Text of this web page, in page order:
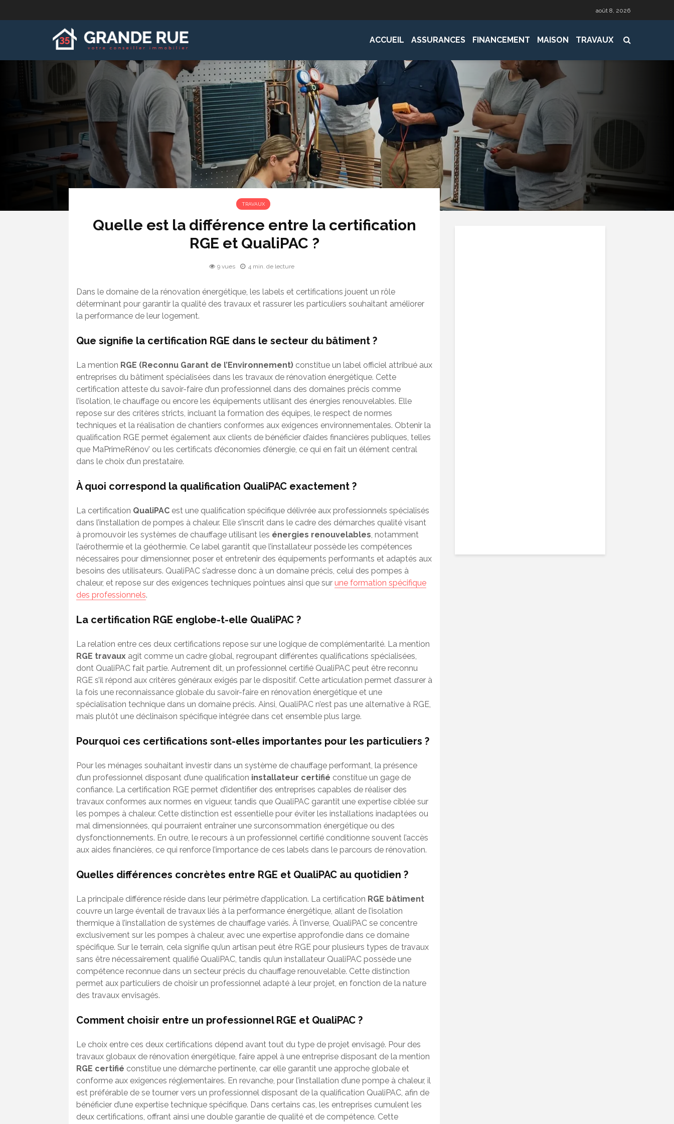
août 8, 2026
ACCUEIL ASSURANCES FINANCEMENT MAISON TRAVAUX
TRAVAUX
Quelle est la différence entre la certification
RGE et QualiPAC ?
9 vues 4 min. de lecture
Dans le domaine de la rénovation énergétique, les labels et certifications jouent un rôle
déterminant pour garantir la qualité des travaux et rassurer les particuliers souhaitant améliorer
la performance de leur logement.
Que signifie la certification RGE dans le secteur du bâtiment ?
La mention RGE (Reconnu Garant de l’Environnement) constitue un label officiel attribué aux
entreprises du bâtiment spécialisées dans les travaux de rénovation énergétique. Cette
certification atteste du savoir-faire d’un professionnel dans des domaines précis comme
l’isolation, le chauffage ou encore les équipements utilisant des énergies renouvelables. Elle
repose sur des critères stricts, incluant la formation des équipes, le respect de normes
techniques et la réalisation de chantiers conformes aux exigences environnementales. Obtenir la
qualification RGE permet également aux clients de bénéficier d’aides financières publiques, telles
que MaPrimeRénov’ ou les certificats d’économies d’énergie, ce qui en fait un élément central
dans le choix d’un prestataire.
À quoi correspond la qualification QualiPAC exactement ?
La certification QualiPAC est une qualification spécifique délivrée aux professionnels spécialisés
dans l’installation de pompes à chaleur. Elle s’inscrit dans le cadre des démarches qualité visant
à promouvoir les systèmes de chauffage utilisant les énergies renouvelables, notamment
l’aérothermie et la géothermie. Ce label garantit que l’installateur possède les compétences
nécessaires pour dimensionner, poser et entretenir des équipements performants et adaptés aux
besoins des utilisateurs. QualiPAC s’adresse donc à un domaine précis, celui des pompes à
chaleur, et repose sur des exigences techniques pointues ainsi que sur une formation spécifique
des professionnels.
La certification RGE englobe-t-elle QualiPAC ?
La relation entre ces deux certifications repose sur une logique de complémentarité. La mention
RGE travaux agit comme un cadre global, regroupant différentes qualifications spécialisées,
dont QualiPAC fait partie. Autrement dit, un professionnel certifié QualiPAC peut être reconnu
RGE s’il répond aux critères généraux exigés par le dispositif. Cette articulation permet d’assurer à
la fois une reconnaissance globale du savoir-faire en rénovation énergétique et une
spécialisation technique dans un domaine précis. Ainsi, QualiPAC n’est pas une alternative à RGE,
mais plutôt une déclinaison spécifique intégrée dans cet ensemble plus large.
Pourquoi ces certifications sont-elles importantes pour les particuliers ?
Pour les ménages souhaitant investir dans un système de chauffage performant, la présence
d’un professionnel disposant d’une qualification installateur certifié constitue un gage de
confiance. La certification RGE permet d’identifier des entreprises capables de réaliser des
travaux conformes aux normes en vigueur, tandis que QualiPAC garantit une expertise ciblée sur
les pompes à chaleur. Cette distinction est essentielle pour éviter les installations inadaptées ou
mal dimensionnées, qui pourraient entraîner une surconsommation énergétique ou des
dysfonctionnements. En outre, le recours à un professionnel certifié conditionne souvent l’accès
aux aides financières, ce qui renforce l’importance de ces labels dans le parcours de rénovation.
Quelles différences concrètes entre RGE et QualiPAC au quotidien ?
La principale différence réside dans leur périmètre d’application. La certification RGE bâtiment
couvre un large éventail de travaux liés à la performance énergétique, allant de l’isolation
thermique à l’installation de systèmes de chauffage variés. À l’inverse, QualiPAC se concentre
exclusivement sur les pompes à chaleur, avec une expertise approfondie dans ce domaine
spécifique. Sur le terrain, cela signifie qu’un artisan peut être RGE pour plusieurs types de travaux
sans être nécessairement qualifié QualiPAC, tandis qu’un installateur QualiPAC possède une
compétence reconnue dans un secteur précis du chauffage renouvelable. Cette distinction
permet aux particuliers de choisir un professionnel adapté à leur projet, en fonction de la nature
des travaux envisagés.
Comment choisir entre un professionnel RGE et QualiPAC ?
Le choix entre ces deux certifications dépend avant tout du type de projet envisagé. Pour des
travaux globaux de rénovation énergétique, faire appel à une entreprise disposant de la mention
RGE certifié constitue une démarche pertinente, car elle garantit une approche globale et
conforme aux exigences réglementaires. En revanche, pour l’installation d’une pompe à chaleur, il
est préférable de se tourner vers un professionnel disposant de la qualification QualiPAC, afin de
bénéficier d’une expertise technique spécifique. Dans certains cas, les entreprises cumulent les
deux certifications, offrant ainsi une double garantie de qualité et de compétence. Cette